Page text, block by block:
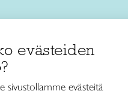
Tampere
Näpsä
evästeiden
sivustollamme evästeitä